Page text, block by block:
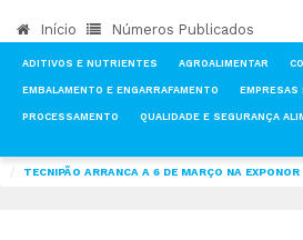
Início Números Publicados
ADITIVOS E NUTRIENTES AGROALIMENTAR
EMBALAMENTO E ENGARRAFAMENTO EMPRESAS
PROCESSAMENTO QUALIDADE E SEGURANÇA
TECNIPÃO ARRANCA A 6 DE MARÇO NA EXPONOR